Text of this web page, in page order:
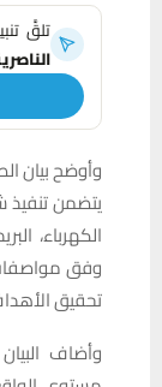
تلقَّ
وأوضح بيان
يتضمن تنفيذ
الكهرباء،
وفق
تحقيق
وأضاف